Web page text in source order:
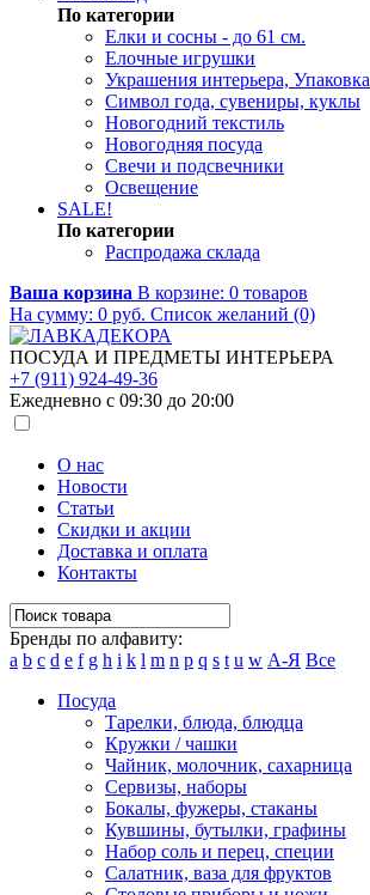
По категории
Елки и сосны - до 61 см.
Елочные игрушки
Украшения интерьера, Упаковка
Символ года, сувениры, куклы
Новогодний текстиль
Новогодняя посуда
Свечи и подсвечники
Освещение
SALE!
По категории
Распродажа склада
Ваша корзина В корзине: 0 товаров
На сумму: 0 руб. Список желаний (0)
ПОСУДА И ПРЕДМЕТЫ ИНТЕРЬЕРА
+7 (911) 924-49-36
Ежедневно с 09:30 до 20:00
О нас
Новости
Статьи
Скидки и акции
Доставка и оплата
Контакты
Бренды по алфавиту:
a b c d e f g h i k l m n p q s t u w А-Я Все
Посуда
Тарелки, блюда, блюдца
Кружки / чашки
Чайник, молочник, сахарница
Сервизы, наборы
Бокалы, фужеры, стаканы
Кувшины, бутылки, графины
Набор соль и перец, специи
Салатник, ваза для фруктов